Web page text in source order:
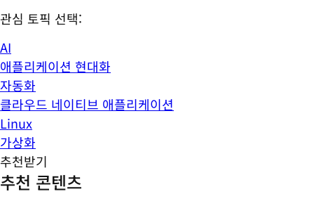
관심 토픽 선택:
AI
애플리케이션 현대화
자동화
클라우드 네이티브 애플리케이션
Linux
가상화
추천받기
추천 콘텐츠